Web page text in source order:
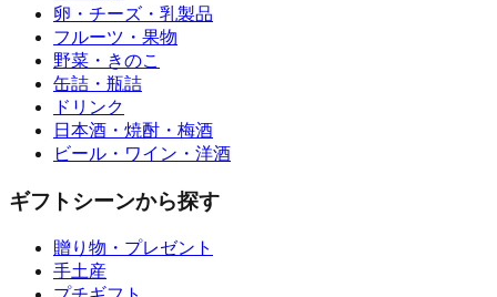
卵・チーズ・乳製品
フルーツ・果物
野菜・きのこ
缶詰・瓶詰
ドリンク
日本酒・焼酎・梅酒
ビール・ワイン・洋酒
ギフトシーンから探す
贈り物・プレゼント
手土産